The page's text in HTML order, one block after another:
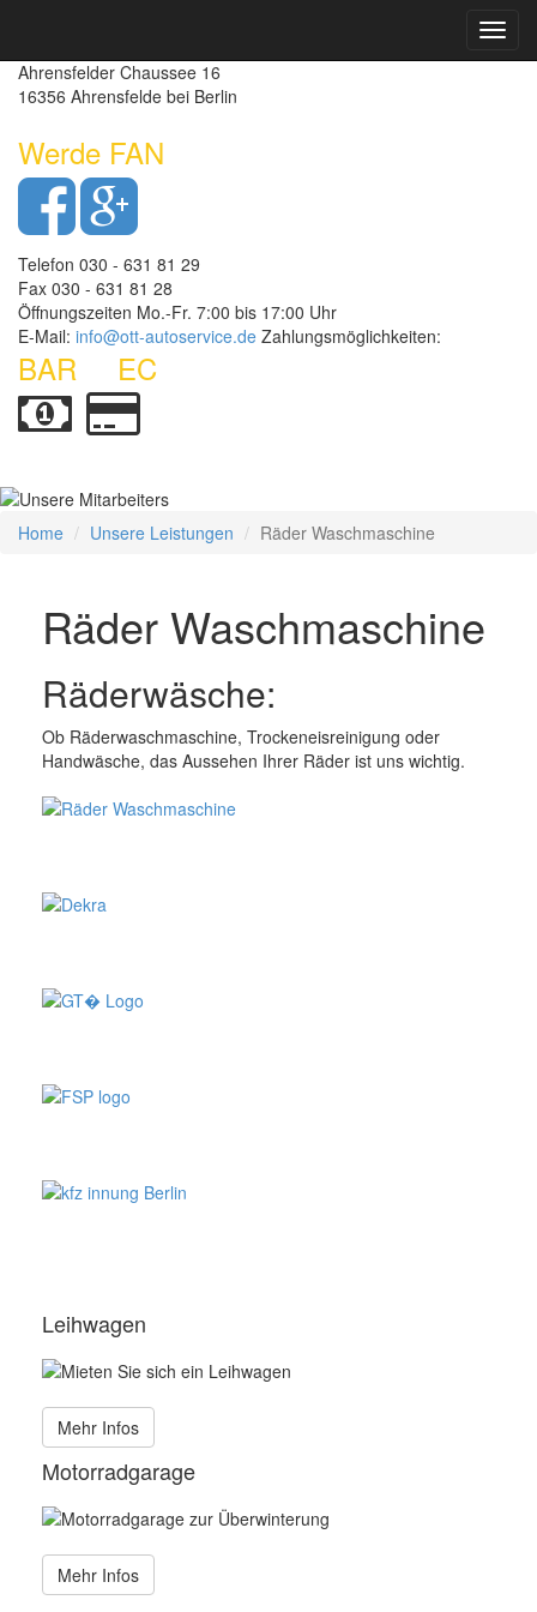
Ahrensfelder Chaussee 16
16356 Ahrensfelde bei Berlin
Werde FAN
Telefon 030 - 631 81 29
Fax 030 - 631 81 28
Öffnungszeiten Mo.-Fr. 7:00 bis 17:00 Uhr
E-Mail: info@ott-autoservice.de Zahlungsmöglichkeiten:
BAR EC
Home Unsere Leistungen Räder Waschmaschine
Räder Waschmaschine
Räderwäsche:
Ob Räderwaschmaschine, Trockeneisreinigung oder
Handwäsche, das Aussehen Ihrer Räder ist uns wichtig.
Leihwagen
Mehr Infos
Motorradgarage
Mehr Infos